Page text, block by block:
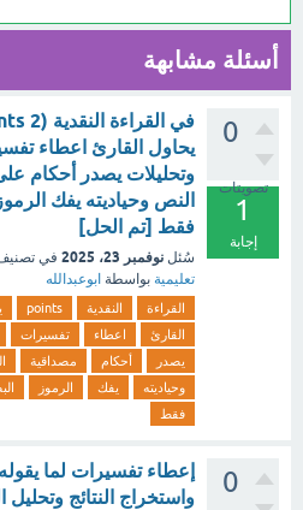
أسئلة مشابهة
0
تصويتات
1
إجابة
يحاول القارئ اعطاء
وتحليلات يصدر أحكام
النص وحياديته يفك
فقط [تم الحل]
سُئل نوفمبر 23، 2025 في
تعليمية بواسطة ابوعبدالله
القراءة النقدية points
القارئ
اعطاء تفسيرات
يصدر
أحكام مصداقية
وحياديته
يفك الرموز
فقط
0
إعطاء تفسيرات لما
واستخراج النتائج